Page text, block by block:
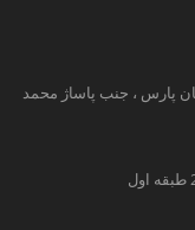
پارس ، جنب پاساژ محمد